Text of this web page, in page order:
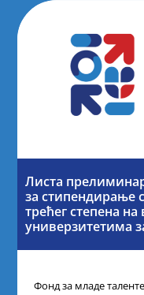
Листа
за стипендирање
трећег степена
универзитетима
Фонд за младе